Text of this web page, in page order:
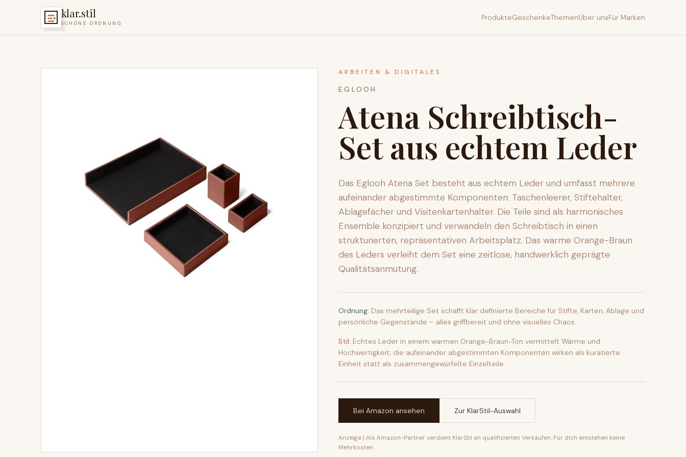
klar.stil
SCHÖNE ORDNUNG
ProdukteGeschenkeThemenÜber unsFür Marken
ARBEITEN & DIGITALES
EGLOOH
Atena Schreibtisch-
Set aus echtem Leder
Das Eglooh Atena Set besteht aus echtem Leder und umfasst mehrere
aufeinander abgestimmte Komponenten: Taschenleerer, Stiftehalter,
Ablagefächer und Visitenkartenhalter. Die Teile sind als harmonisches
Ensemble konzipiert und verwandeln den Schreibtisch in einen
strukturierten, repräsentativen Arbeitsplatz. Das warme Orange-Braun
des Leders verleiht dem Set eine zeitlose, handwerklich geprägte
Qualitätsanmutung.
Ordnung: Das mehrteilige Set schafft klar definierte Bereiche für Stifte, Karten, Ablage und
persönliche Gegenstände – alles griffbereit und ohne visuelles Chaos.
Stil: Echtes Leder in einem warmen Orange-Braun-Ton vermittelt Wärme und
Hochwertigkeit; die aufeinander abgestimmten Komponenten wirken als kuratierte
Einheit statt als zusammengewürfelte Einzelteile.
Bei Amazon ansehen Zur KlarStil-Auswahl
Anzeige | Als Amazon-Partner verdient KlarStil an qualifizierten Verkäufen. Für dich entstehen keine
Mehrkosten.